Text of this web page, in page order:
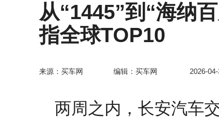
从“1445”到“海纳
指全球TOP10
来源：买车网 编辑：买车网 2026-
两周之内，长安汽车